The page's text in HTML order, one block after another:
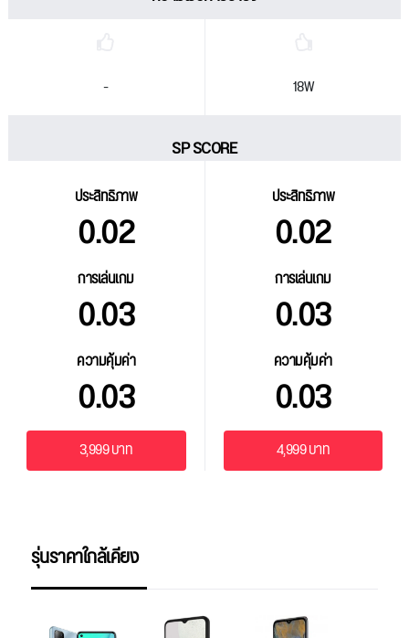
- 18W
SP SCORE
ประสิทธิภาพ
0.02
การเล่นเกม
0.03
ความคุ้มค่า
0.03
ประสิทธิภาพ
0.02
การเล่นเกม
0.03
ความคุ้มค่า
0.03
3,999 บาท 4,999 บาท
รุ่นราคาใกล้เคียง